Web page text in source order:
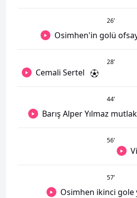
26’
Osimhen'in golü
28’
Cemali Sertel
44’
Barış Alper Yılmaz
56’
57’
Osimhen ikinci gole